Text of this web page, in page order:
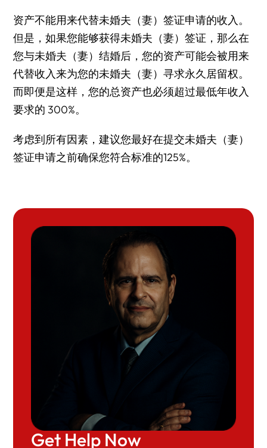
资产不能用来代替未婚夫（妻）签证申请的收入。
但是，如果您能够获得未婚夫（妻）签证，那么在
您与未婚夫（妻）结婚后，您的资产可能会被用来
代替收入来为您的未婚夫（妻）寻求永久居留权。
而即便是这样，您的总资产也必须超过最低年收入
要求的 300%。
考虑到所有因素，建议您最好在提交未婚夫（妻）
签证申请之前确保您符合标准的125%。
Get Help Now